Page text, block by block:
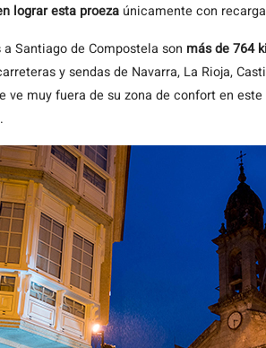
lograr esta proeza únicamente con
a Santiago de Compostela son más de 764
y sendas de Navarra, La Rioja,
ve muy fuera de su zona de confort en